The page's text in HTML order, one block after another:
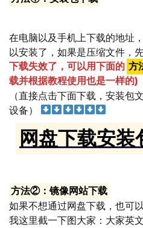
在电脑以及手机上下载的地址
以安装了，如果是压缩文件，
下载失效了，可以用下面的 方
载并根据教程使用也是一样的)
（直接点击下面下载，安装包
设备）
网盘下载安
方法②：镜像网站下载
如果不想通过网盘下载，也可
我这里截一下图大家：大家英